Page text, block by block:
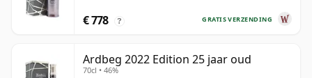
GRATIS VERZENDING
€ 778 ?
Ardbeg 2022 Edition 25 jaar oud
70cl • 46%